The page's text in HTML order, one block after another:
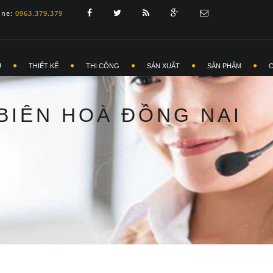
0963.379.379
THIẾT KẾ THI CÔNG SẢN XUẤT SẢN PHẨM
HOÀ ĐỒNG NAI